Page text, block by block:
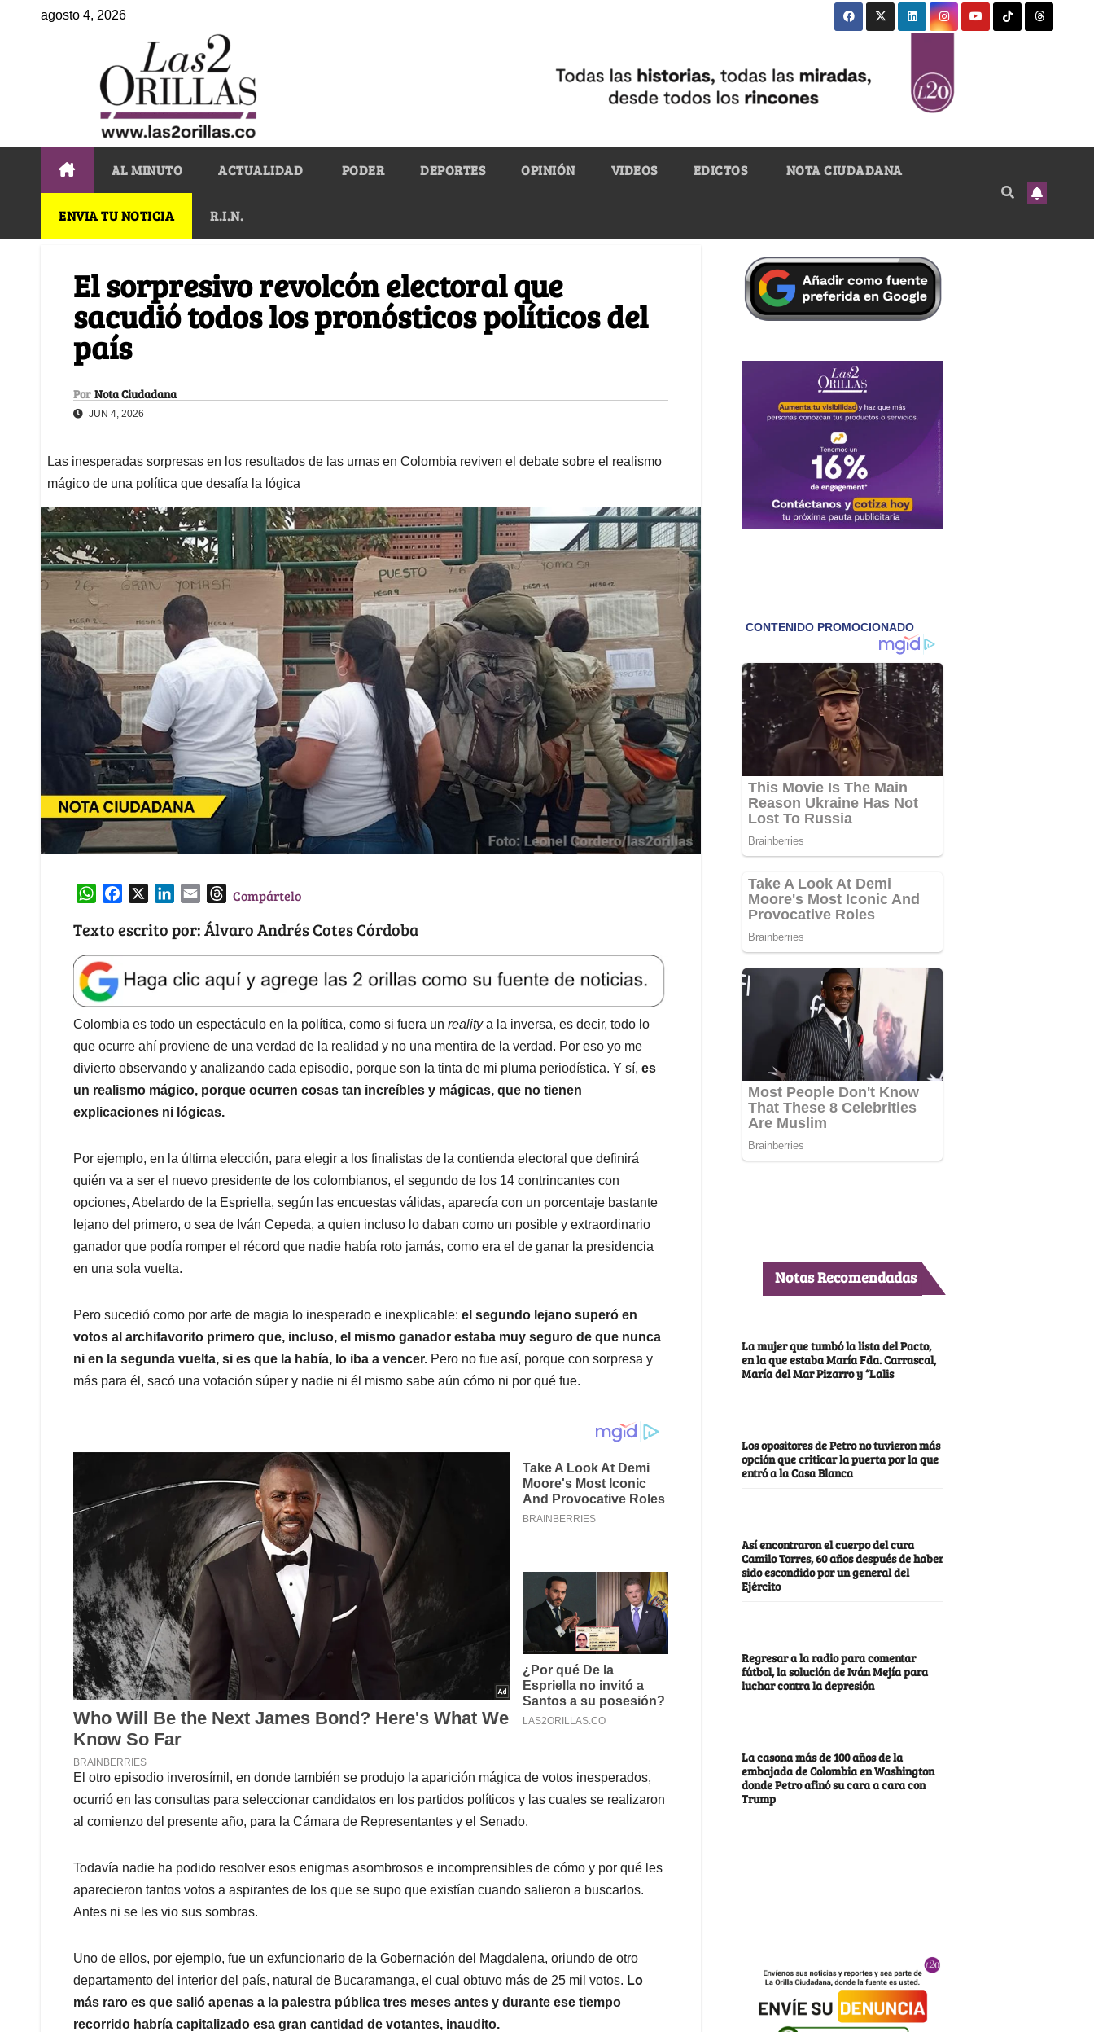
agosto 4, 2026
AL MINUTO ACTUALIDAD PODER DEPORTES OPINIÓN VIDEOS EDICTOS NOTA CIUDADANA
ENVIA TU NOTICIA R.I.N.
El sorpresivo revolcón electoral que
sacudió todos los pronósticos políticos del
país
Por Nota Ciudadana
JUN 4, 2026
Las inesperadas sorpresas en los resultados de las urnas en Colombia reviven el debate sobre el realismo
mágico de una política que desafía la lógica
W
a
t
s
A
p
p
c
e
b
o
o
k
n
k
d
I
n
a
i
T
r
e
d
s
Compártelo
Texto escrito por: Álvaro Andrés Cotes Córdoba
Colombia es todo un espectáculo en la política, como si fuera un realitya la inversa, es decir, todo lo
que ocurre ahí proviene de una verdad de la realidad y no una mentira de la verdad. Por eso yo me
divierto observando y analizando cada episodio, porque son la tinta de mi pluma periodística. Y sí, es
un realismo mágico, porque ocurren cosas tan increíbles y mágicas, que no tienen
explicaciones ni lógicas.
Por ejemplo, en la última elección, para elegir a los finalistas de la contienda electoral que definirá
quién va a ser el nuevo presidente de los colombianos, el segundo de los 14 contrincantes con
opciones, Abelardo de la Espriella, según las encuestas válidas, aparecía con un porcentaje bastante
lejano del primero, o sea de Iván Cepeda, a quien incluso lo daban como un posible y extraordinario
ganador que podía romper el récord que nadie había roto jamás, como era el de ganar la presidencia
en una sola vuelta.
Pero sucedió como por arte de magia lo inesperado e inexplicable: el segundo lejano superó en
votos al archifavorito primero que, incluso, el mismo ganador estaba muy seguro de que nunca
ni en la segunda vuelta, si es que la había, lo iba a vencer. Pero no fue así, porque con sorpresa y
más para él, sacó una votación súper y nadie ni él mismo sabe aún cómo ni por qué fue.
El otro episodio inverosímil, en donde también se produjo la aparición mágica de votos inesperados,
ocurrió en las consultas para seleccionar candidatos en los partidos políticos y las cuales se realizaron
al comienzo del presente año, para la Cámara de Representantes y el Senado.
Todavía nadie ha podido resolver esos enigmas asombrosos e incomprensibles de cómo y por qué les
aparecieron tantos votos a aspirantes de los que se supo que existían cuando salieron a buscarlos.
Antes ni se les vio sus sombras.
Uno de ellos, por ejemplo, fue un exfuncionario de la Gobernación del Magdalena, oriundo de otro
departamento del interior del país, natural de Bucaramanga, el cual obtuvo más de 25 mil votos. Lo
más raro es que salió apenas a la palestra pública tres meses antes y durante ese tiempo
recorrido habría capitalizado esa gran cantidad de votantes, inaudito.
Notas Recomendadas
La mujer que tumbó la lista del Pacto,
en la que estaba María Fda. Carrascal,
María del Mar Pizarro y “Lalis
Los opositores de Petro no tuvieron más
opción que criticar la puerta por la que
entró a la Casa Blanca
Así encontraron el cuerpo del cura
Camilo Torres, 60 años después de haber
sido escondido por un general del
Ejército
Regresar a la radio para comentar
fútbol, la solución de Iván Mejía para
luchar contra la depresión
La casona más de 100 años de la
embajada de Colombia en Washington
donde Petro afinó su cara a cara con
Trump